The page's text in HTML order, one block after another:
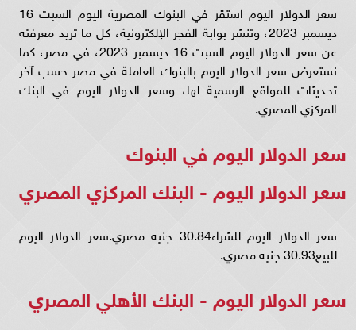
سعر الدولار اليوم استقر في البنوك المصرية اليوم السبت 16
ديسمبر 2023، وتنشر بوابة الفجر الإلكترونية، كل ما تريد معرفته
عن سعر الدولار اليوم السبت 16 ديسمبر 2023، في مصر، كما
نستعرض سعر الدولار اليوم بالبنوك العاملة في مصر حسب آخر
تحديثات للمواقع الرسمية لها، وسعر الدولار اليوم في البنك
المركزي المصري.
سعر الدولار اليوم في البنوك
سعر الدولار اليوم - البنك المركزي المصري
سعر الدولار اليوم للشراء30.84 جنيه مصري.سعر الدولار اليوم
للبيع30.93 جنيه مصري.
سعر الدولار اليوم - البنك الأهلي المصري